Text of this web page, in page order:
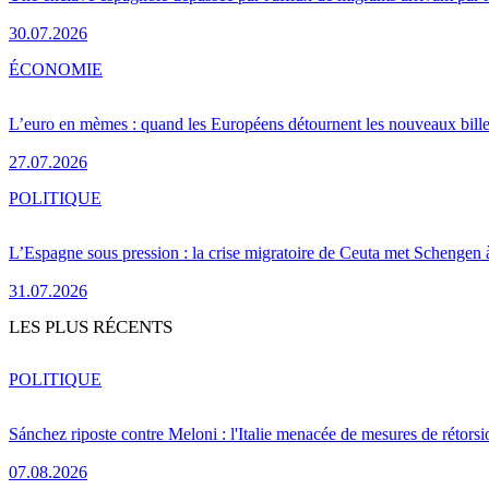
30.07.2026
L’euro en mèmes : quand les Européens détournent les nouveaux
27.07.2026
ÉCONOMIE
L’Espagne sous pression : la crise migratoire de Ceuta met Schengen
31.07.2026
POLITIQUE
LES PLUS RÉCENTS
Sánchez riposte contre Meloni : l'Italie menacée de mesures de
07.08.2026
POLITIQUE